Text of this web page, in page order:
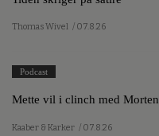
Thomas Wivel / 07.8.26
Podcast
Mette vil i clinch med Morten
Kaaber & Karker / 07.8.26